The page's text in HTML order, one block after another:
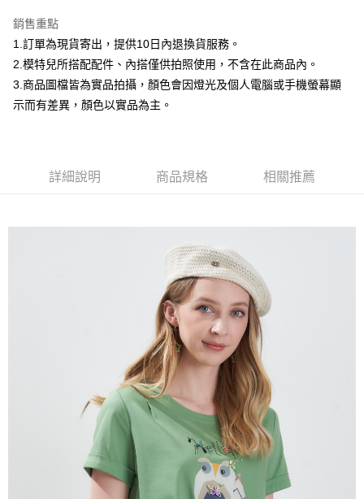
聯邦商業銀行
元大商業銀行
永豐商業銀行
台新國際商業銀行
中國信託商業銀行
台灣樂天信用卡公司
悠遊付
Google Pay
全盈+PAY
【大哥付你分期使用說明】
1.本服務由台灣大哥大提供，台灣大哥大用戶可立即使用無須另外申請。
成交易。
3.實際核准額度、可分期數及費用金額請依後續交易確認頁面所載為準。
4.訂單成立30分鐘內，如未前往確認交易或遇審核未通過，訂單將自動取
消。如遇「轉專審核」未通過狀況，表示未達大哥付你分期系統評分，恕無
1.分期款項不併入電信帳單，「大哥付你分期」於每月結算日後寄送繳費提
2.透過簡訊連結打開帳單後，可選擇「超商條碼／台灣大直營門市／銀行轉
帳／街口支付／iPASS MONEY」等通路繳費。
1.本服務係由「台灣大哥大股份有限公司」（以下簡稱本公司）所提供，讓
用戶於交易時，得透過本服務購買商品或服務，並由商店將買賣／分期付款
買賣價金債權讓與本公司後，依約使用本公司帳單繳交帳款。
2.基於同意付款使用「大哥付你分期」之契約關係目的，商店將以您的個人
資料（包含姓名、電話或地址）提供予台灣大哥大進項蒐集、處理及利用，
由本公司與您本人進行分期帳單所需資料之確認、核對及更正。
3.完整用戶服務條款，請詳閱以下連結：https://oppay.tw/userRule
AFTEE先享後付
１．簡單：不需註冊會員、不需綁卡、不需儲值。
２．便利：只要手機號碼，簡訊認證，即可結帳。
３．安心：先確認商品／服務後，再付款。
【「AFTEE先享後付」結帳流程】
１．於結帳方式選擇「AFTEE先享後付」後，將跳轉至「AFTEE先享後付」
結帳頁面，進行簡訊認證並確認金額後，即可完成結帳。
２．訂單成立數日內，您將收到繳費通知簡訊。
３．收到繳費通知簡訊後14天內，點擊此簡訊中的連結，可透過四大超商／
ATM／網路銀行／等多元方式進行付款，方視為交易完成。
※ 請注意：結帳手續完成當下不需立刻繳費，但若您需要取消訂單，請聯絡
購買商品的店家。未經商家同意取消之訂單仍視為有效，需透過AFTEE先享
後付繳納相關費用。
※ 交易是否成功請以「AFTEE先享後付 」之結帳頁面顯示為準，若有關於
是否繳費成功／繳費後需取消欲退款等相關疑問，請聯繫「AFTEE先享後付
https://netprotections.freshdesk.com/support/home
每筆NT$120，滿NT$2,000(含以上)免運費
每筆NT$120，滿NT$2,000(含以上)免運費
每筆NT$120，滿NT$2,000(含以上)免運費
銷售重點
1.訂單為現貨寄出，提供10日內退換貨服務。
2.模特兒所搭配配件、內搭僅供拍照使用，不含在此商品內。
3.商品圖檔皆為實品拍攝，顏色會因燈光及個人電腦或手機螢幕顯
示而有差異，顏色以實品為主。
詳細說明 商品規格 相關推薦